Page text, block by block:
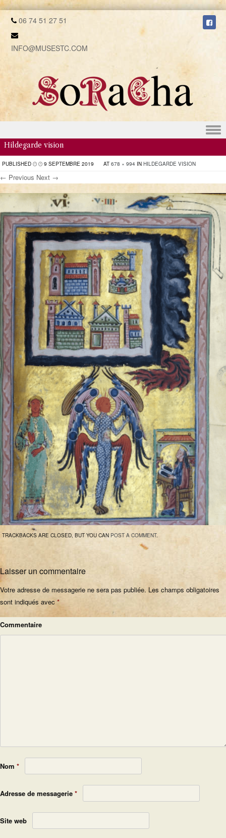
06 74 51 27 51
INFO@MUSESTC.COM
Skip to content
Hildegarde vision
PUBLISHED 9 SEPTEMBRE 2019 AT 678 × 994 IN HILDEGARDE VISION
← Previous Next →
TRACKBACKS ARE CLOSED, BUT YOU CAN POST A COMMENT.
Laisser un commentaire
Votre adresse de messagerie ne sera pas publiée. Les champs obligatoires
sont indiqués avec *
Commentaire
Nom *
Adresse de messagerie *
Site web